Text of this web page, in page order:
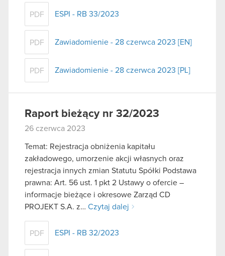
PDF ESPI - RB 33/2023
PDF Zawiadomienie - 28 czerwca 2023 [EN]
PDF Zawiadomienie - 28 czerwca 2023 [PL]
Raport bieżący nr 32/2023
26 czerwca 2023
Temat: Rejestracja obniżenia kapitału
zakładowego, umorzenie akcji własnych oraz
rejestracja innych zmian Statutu Spółki Podstawa
prawna: Art. 56 ust. 1 pkt 2 Ustawy o ofercie –
informacje bieżące i okresowe Zarząd CD
PROJEKT S.A. z… Czytaj dalej
PDF ESPI - RB 32/2023